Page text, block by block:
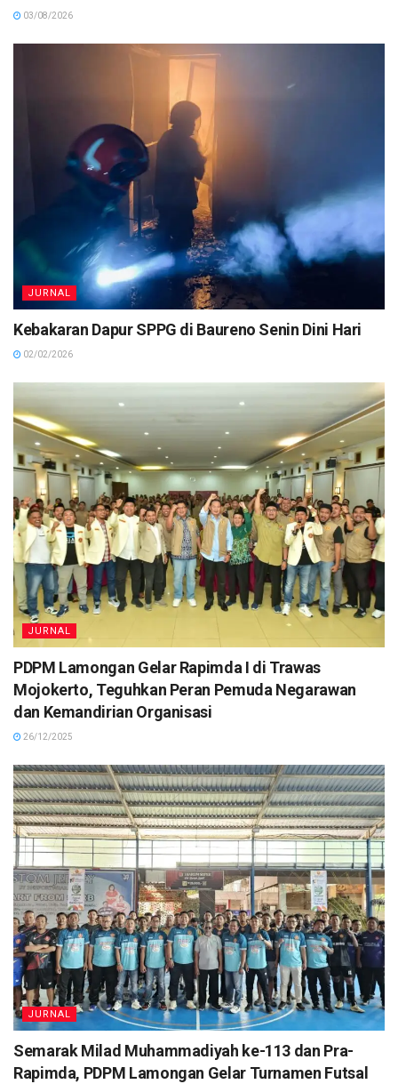
03/08/2026
JURNAL
Kebakaran Dapur SPPG di Baureno Senin Dini Hari
02/02/2026
JURNAL
PDPM Lamongan Gelar Rapimda I di Trawas
Mojokerto, Teguhkan Peran Pemuda Negarawan
dan Kemandirian Organisasi
26/12/2025
JURNAL
Semarak Milad Muhammadiyah ke-113 dan Pra-
Rapimda, PDPM Lamongan Gelar Turnamen Futsal